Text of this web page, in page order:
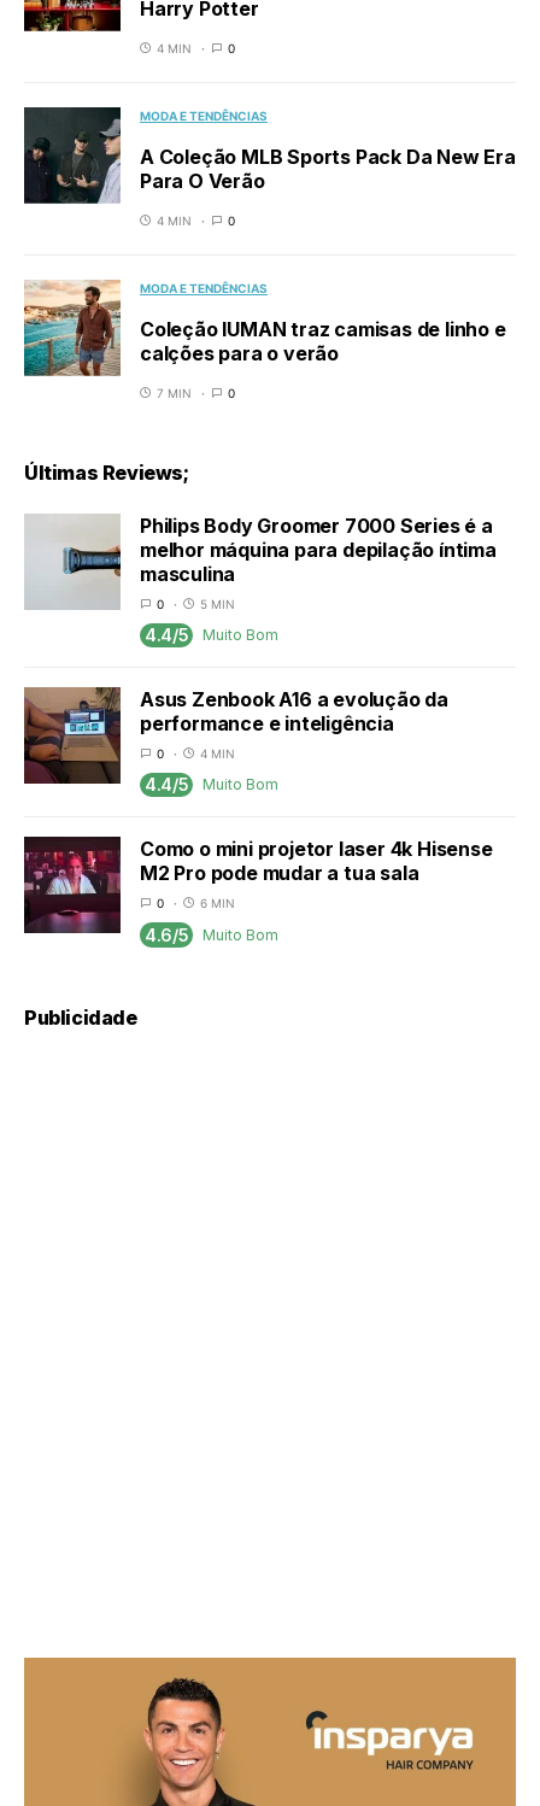
Harry Potter
4 MIN 0
MODA E TENDÊNCIAS
A Coleção MLB Sports Pack Da New Era
Para O Verão
4 MIN 0
MODA E TENDÊNCIAS
Coleção IUMAN traz camisas de linho e
calções para o verão
7 MIN 0
Últimas Reviews;
Philips Body Groomer 7000 Series é a
melhor máquina para depilação íntima
masculina
0 5 MIN
4.4/5 Muito Bom
Asus Zenbook A16 a evolução da
performance e inteligência
0 4 MIN
4.4/5 Muito Bom
Como o mini projetor laser 4k Hisense
M2 Pro pode mudar a tua sala
0 6 MIN
4.6/5 Muito Bom
Publicidade